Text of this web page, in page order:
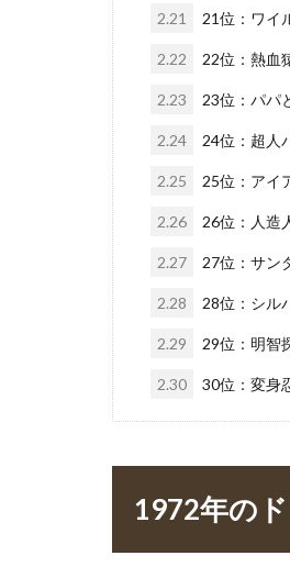
2.21 21位：ワイ
2.22 22位：熱血
2.23 23位：パパ
2.24 24位：超人
2.25 25位：アイ
2.26 26位：人造
2.27 27位：サン
2.28 28位：シル
2.29 29位：明智
2.30 30位：変身
1972年の